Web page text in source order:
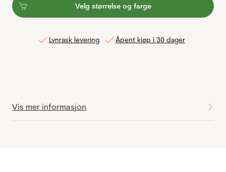
Velg størrelse og farge
Lynrask levering Åpent kjøp i 30 dager
Vis mer informasjon